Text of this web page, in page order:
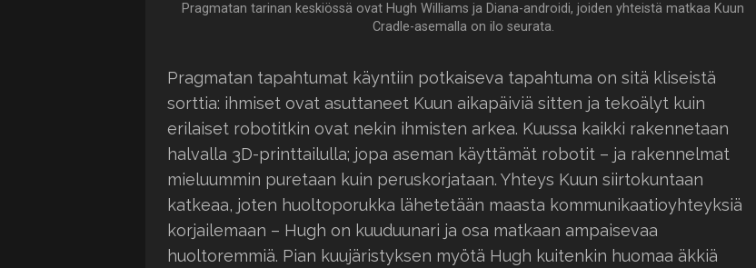
Pragmatan tarinan keskiössä ovat Hugh Williams ja Diana-androidi, joiden yhteistä matkaa Kuun
Cradle-asemalla on ilo seurata.
Pragmatan tapahtumat käyntiin potkaiseva tapahtuma on sitä kliseistä
sorttia: ihmiset ovat asuttaneet Kuun aikapäiviä sitten ja tekoälyt kuin
erilaiset robotitkin ovat nekin ihmisten arkea. Kuussa kaikki rakennetaan
halvalla 3D-printtailulla; jopa aseman käyttämät robotit – ja rakennelmat
mieluummin puretaan kuin peruskorjataan. Yhteys Kuun siirtokuntaan
katkeaa, joten huoltoporukka lähetetään maasta kommunikaatioyhteyksiä
korjailemaan – Hugh on kuuduunari ja osa matkaan ampaisevaa
huoltoremmiä. Pian kuujäristyksen myötä Hugh kuitenkin huomaa äkkiä